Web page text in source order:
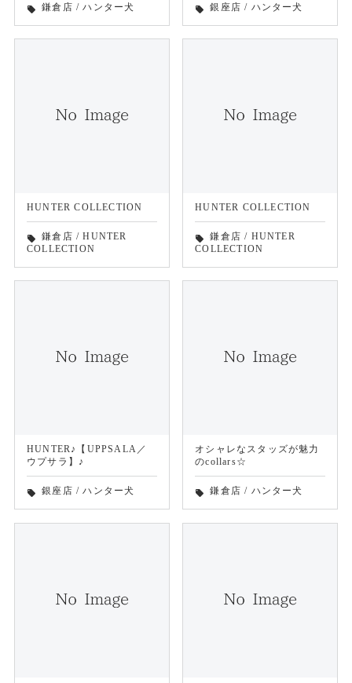
local_offer 鎌倉店 /ハンター犬 local_offer 銀座店 / ハンター犬
HUNTER COLLECTION
local_offer 鎌倉店 /HUNTER
COLLECTION
HUNTER COLLECTION
local_offer 鎌倉店 / HUNTER
COLLECTION
HUNTER♪【UPPSALA／
ウプサラ】♪
local_offer 銀座店 /ハンター犬
オシャレなスタッズが魅力
のcollars☆
local_offer 鎌倉店 / ハンター犬